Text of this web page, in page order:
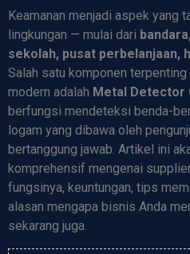
Keamanan menjadi aspek yang
lingkungan — mulai dari
sekolah, pusat perbelanjaan,
Salah satu komponen
modern adalah Metal Detector
berfungsi mendeteksi benda-
logam yang dibawa oleh
bertanggung jawab. Artikel ini
komprehensif mengenai
fungsinya, keuntungan, tips
alasan mengapa bisnis Anda
sekarang juga.